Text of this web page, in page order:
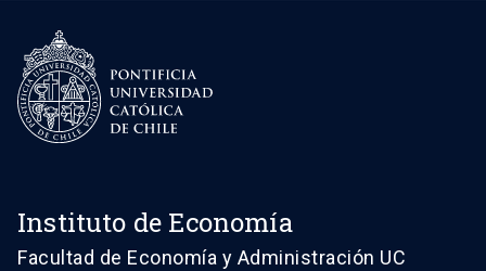
Instituto de Economía
Facultad de Economía y Administración UC